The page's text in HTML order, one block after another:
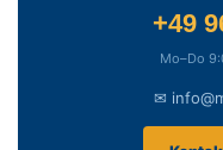
+49
Mo–Do
✉